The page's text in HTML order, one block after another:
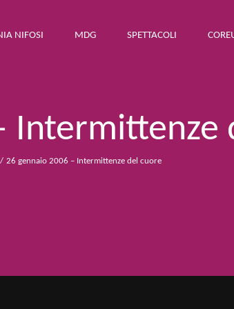
NIFOSI MDG SPETTACOLI
Intermittenze
26 gennaio 2006 – Intermittenze del cuore